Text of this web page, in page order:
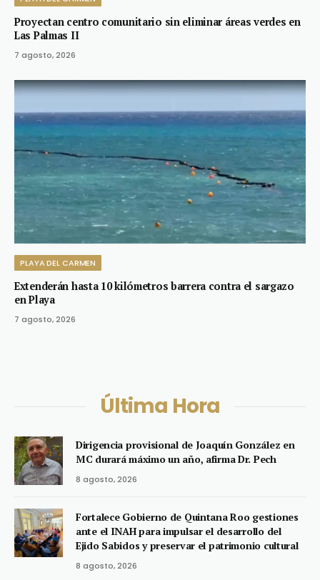
Proyectan centro comunitario sin eliminar áreas verdes en
Las Palmas II
7 agosto, 2026
PLAYA DEL CARMEN
Extenderán hasta 10 kilómetros barrera contra el sargazo
en Playa
7 agosto, 2026
Última Hora
Dirigencia provisional de Joaquín González en
MC durará máximo un año, afirma Dr. Pech
8 agosto, 2026
Fortalece Gobierno de Quintana Roo gestiones
ante el INAH para impulsar el desarrollo del
Ejido Sabidos y preservar el patrimonio cultural
8 agosto, 2026